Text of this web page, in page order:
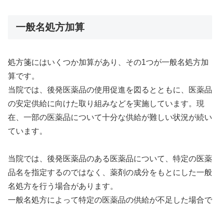
一般名処方加算
処方箋にはいくつか加算があり、その1つが一般名処方加
算です。
当院では、後発医薬品の使用促進を図るとともに、医薬品
の安定供給に向けた取り組みなどを実施しています。現
在、一部の医薬品について十分な供給が難しい状況が続い
ています。
当院では、後発医薬品のある医薬品について、特定の医薬
品名を指定するのではなく、薬剤の成分をもとにした一般
名処方を行う場合があります。
一般名処方によって特定の医薬品の供給が不足した場合で